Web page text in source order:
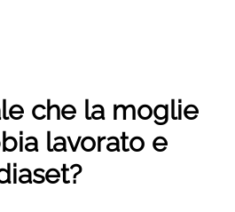
che la moglie
lavorato e